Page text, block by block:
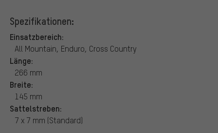
Spezifikationen:
Einsatzbereich:
All Mountain, Enduro, Cross Country
Länge:
266 mm
Breite:
145 mm
Sattelstreben:
7 x 7 mm (Standard)